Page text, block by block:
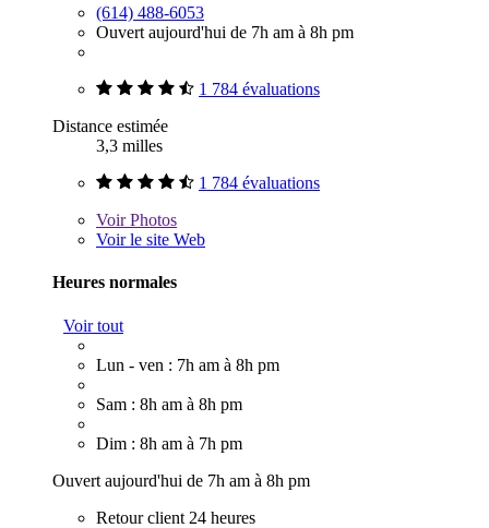
(614) 488-6053
Ouvert aujourd'hui de 7h am à 8h pm
1 784 évaluations
Distance estimée
3,3 milles
1 784 évaluations
VoirPhotos
Voir le site Web
Heures normales
Voir tout
Lun - ven : 7h am à 8h pm
Sam : 8h am à 8h pm
Dim : 8h am à 7h pm
Ouvert aujourd'hui de 7h am à 8h pm
Retour client 24 heures